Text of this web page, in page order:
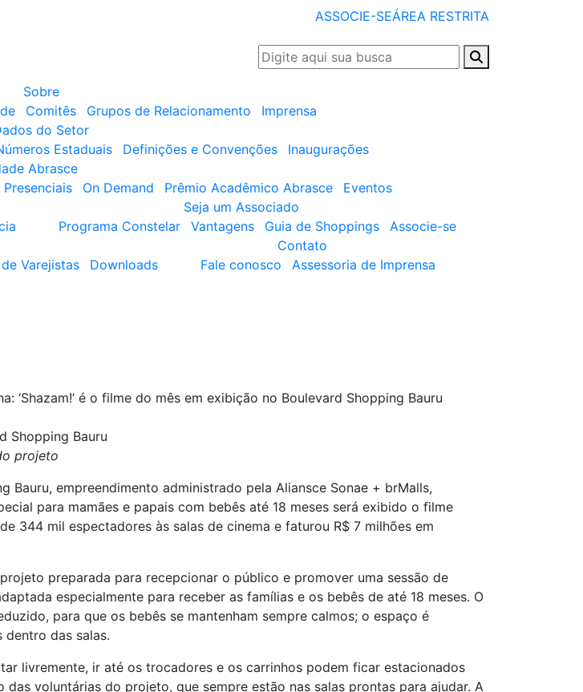
ASSOCIE-SEÁREA RESTRITA
Sobre
Comitês Grupos de Relacionamento
Imprensa
do Setor
Estaduais Definições e Convenções
Inaugurações
Abrasce
Presenciais On Demand Prêmio Acadêmico Abrasce
Eventos
Seja um Associado
Programa Constelar
Vantagens Guia de Shoppings
Associe-se
Varejistas Downloads
Contato
Fale conosco
Assessoria de Imprensa
‘Shazam!’ é o filme do mês em exibição no Boulevard Shopping Bauru
Shopping Bauru
projeto
empreendimento administrado pela Aliansce Sonae + brMalls,
para mamães e papais com bebês até 18 meses será exibido o filme
344 mil espectadores às salas de cinema e faturou R$ 7 milhões em
preparada para recepcionar o público e promover uma sessão de
especialmente para receber as famílias e os bebês de até 18 meses. O
para que os bebês se mantenham sempre calmos; o espaço é
das salas.
livremente, ir até os trocadores e os carrinhos podem ficar estacionados
voluntárias do projeto, que sempre estão nas salas prontas para ajudar. A